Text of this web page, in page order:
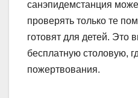
санэпидемстанция
проверять только те
готовят для детей. Это
бесплатную столовую,
пожертвования.